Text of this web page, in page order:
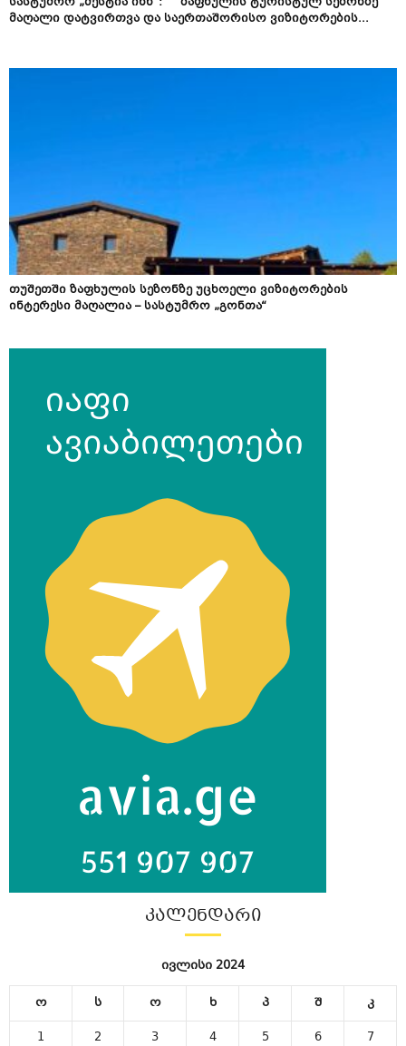
მაღალი დატვირთვა და საერთაშორისო ვიზიტორების...
თუშეთში ზაფხულის სეზონზე უცხოელი ვიზიტორების
ინტერესი მაღალია – სასტუმრო „გონთა“
ᲙᲐᲚᲔᲜᲓᲐᲠᲘ
ივლისი 2024
ო ს ო ხ პ შ
კ
1
2 3 4 5 6 7